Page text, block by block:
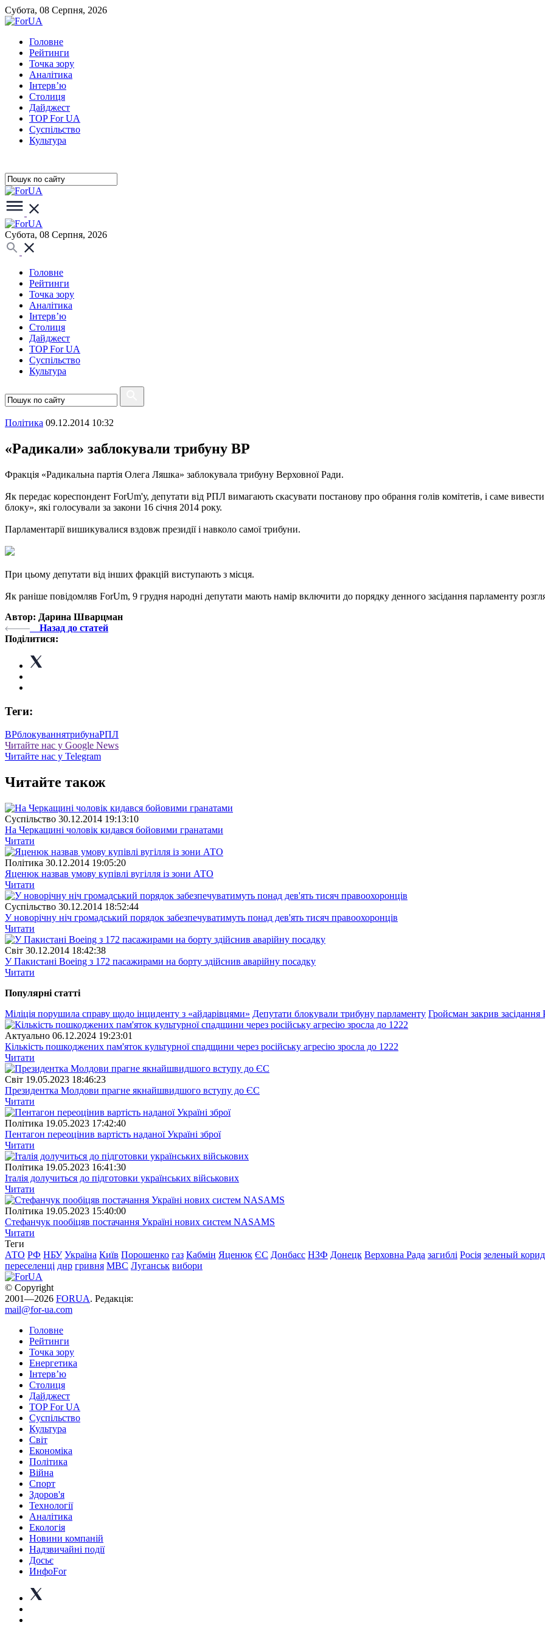
Субота, 08 Серпня, 2026
Головне
Рейтинги
Точка зору
Аналітика
Інтерв’ю
Столиця
Дайджест
TOP For UA
Суспiльство
Культура
Субота, 08 Серпня, 2026
Головне
Рейтинги
Точка зору
Аналітика
Інтерв’ю
Столиця
Дайджест
TOP For UA
Суспiльство
Культура
Полiтика 09.12.2014 10:32
«Радикали» заблокували трибуну ВР
Фракція «Радикальна партія Олега Ляшка» заблокувала трибуну Верховної Ради.
Як передає кореспондент ForUm'у, депутати від РПЛ вимагають скасувати постанову про обрання голів комітетів, і саме
блоку», які голосували за закони 16 січня 2014 року.
Парламентарії вишикувалися вздовж президії і навколо самої трибуни.
При цьому депутати від інших фракцій виступають з місця.
Як раніше повідомляв ForUm, 9 грудня народні депутати мають намір включити до порядку денного засідання парламенту
Автор: Дарина Шварцман
Назад до статей
Поділитися:
Теги:
ВРблокуваннятрибунаРПЛ
Читайте нас у Google News
Читайте нас у Telegram
Читайте також
Суспiльство 30.12.2014 19:13:10
На Черкащині чоловік кидався бойовими гранатами
Читати
Полiтика 30.12.2014 19:05:20
Яценюк назвав умову купівлі вугілля із зони АТО
Читати
Суспiльство 30.12.2014 18:52:44
У новорічну ніч громадський порядок забезпечуватимуть понад дев'ять тисяч правоохоронців
Читати
Свiт 30.12.2014 18:42:38
У Пакистані Boeing з 172 пасажирами на борту здійснив аварійну посадку
Читати
Популярнi статтi
Міліція порушила справу щодо інциденту з «айдарівцями» Депутати блокували трибуну парламенту Гройсман закрив засідання
Актуально 06.12.2024 19:23:01
Кількість пошкоджених пам'яток культурної спадщини через російську агресію зросла до 1222
Читати
Свiт 19.05.2023 18:46:23
Президентка Молдови прагне якнайшвидшого вступу до ЄС
Читати
Полiтика 19.05.2023 17:42:40
Пентагон переоцінив вартість наданої Україні зброї
Читати
Полiтика 19.05.2023 16:41:30
Італія долучиться до підготовки українських військових
Читати
Полiтика 19.05.2023 15:40:00
Стефанчук пообіцяв постачання Україні нових систем NASAMS
Читати
Теги
АТО РФ НБУ Україна Київ Порошенко газ Кабмін Яценюк ЄС Донбасс НЗФ Донецк Верховна Рада загиблі Росія зеленый
переселенці днр гривня МВС Луганськ вибори
© Copyright
2001—2026 FORUA. Редакція:
mail@for-ua.com
Головне
Рейтинги
Точка зору
Енергетика
Інтерв’ю
Столиця
Дайджест
TOP For UA
Суспiльство
Культура
Світ
Економіка
Політика
Війна
Спорт
Здоров'я
Технології
Аналітика
Екологія
Новини компаній
Надзвичайні події
Досьє
ИнфоFor